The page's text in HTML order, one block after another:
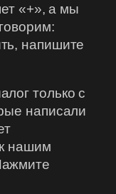
«+», а мы
напишите
только с
написали
нашим